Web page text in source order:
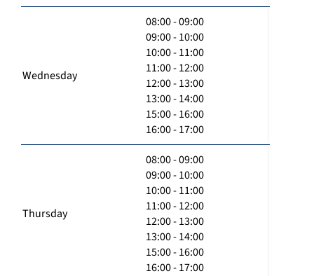
Wednesday
08:00 - 09:00
09:00 - 10:00
10:00 - 11:00
11:00 - 12:00
12:00 - 13:00
13:00 - 14:00
15:00 - 16:00
16:00 - 17:00
Thursday
08:00 - 09:00
09:00 - 10:00
10:00 - 11:00
11:00 - 12:00
12:00 - 13:00
13:00 - 14:00
15:00 - 16:00
16:00 - 17:00